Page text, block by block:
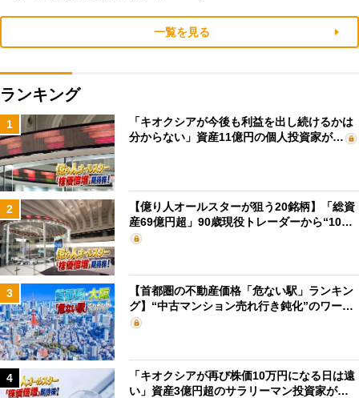
一覧を見る
ランキング
1
「キオクシアが今後も利益を出し続けるかは
分からない」資産11億円の個人投資家が…
2
【億り人オールスターが狙う20銘柄】「総資
産69億円超」90歳現役トレーダーから“10…
3
【首都圏の不動産価格「危ない駅」ランキン
グ】“中古マンション売れ行き鈍化”のワー…
4
「キオクシアが再び株価10万円になる日は遠
い」資産3億円超のサラリーマン投資家が…